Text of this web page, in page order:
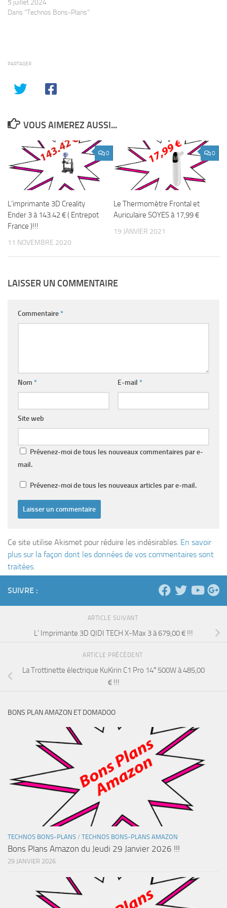
5 juillet 2024
Dans "Technos Bons-Plans"
PARTAGER
VOUS AIMEREZ AUSSI...
0
L’imprimante 3D Creality
Ender 3 à 143.42 € ( Entrepot
France )!!!
11 NOVEMBRE 2020
0
Le Thermomètre Frontal et
Auriculaire SOYES à 17,99 €
19 JANVIER 2021
LAISSER UN COMMENTAIRE
Commentaire*
Nom * E-mail *
Site web
Prévenez-moi de tous les nouveaux commentaires par e-
mail.
Prévenez-moi de tous les nouveaux articles par e-mail.
Ce site utilise Akismet pour réduire les indésirables. En savoir
plus sur la façon dont les données de vos commentaires sont
traitées.
SUIVRE :
ARTICLE SUIVANT
L’ Imprimante 3D QIDI TECH X-Max 3 à 679,00 € !!!
ARTICLE PRÉCÉDENT
La Trottinette électrique KuKirin C1 Pro 14″ 500W à 485,00
€ !!!
BONS PLAN AMAZON ET DOMADOO
TECHNOS BONS-PLANS / TECHNOS BONS-PLANS AMAZON
Bons Plans Amazon du Jeudi 29 Janvier 2026 !!!
29 JANVIER 2026